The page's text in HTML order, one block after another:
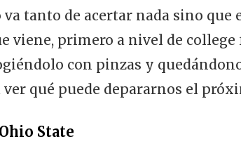
tanto de acertar nada sino que
viene, primero a nivel de
con pinzas y
qué puede depararnos el
State